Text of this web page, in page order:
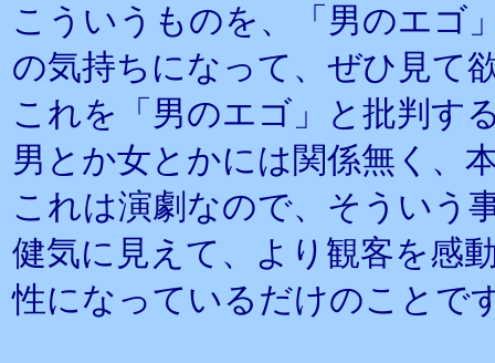
こういうものを、「男のエゴ
の気持ちになって、ぜひ見て
これを「男のエゴ」と批判す
男とか女とかには関係無く、
これは演劇なので、そういう
健気に見えて、より観客を感
性になっているだけのことで